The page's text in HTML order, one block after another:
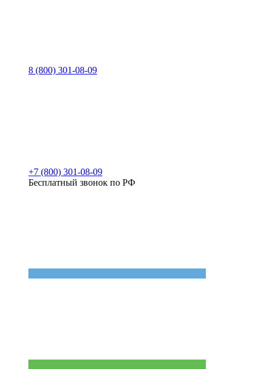
8 (800) 301-08-09
+7 (800) 301-08-09
Бесплатный звонок по РФ